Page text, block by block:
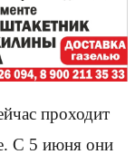
проходит
С 5 июня они